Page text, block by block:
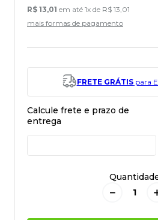
R$ 13,01 em até 1x de R$ 13,01
mais formas de pagamento
FRETE GRÁTISpara
－